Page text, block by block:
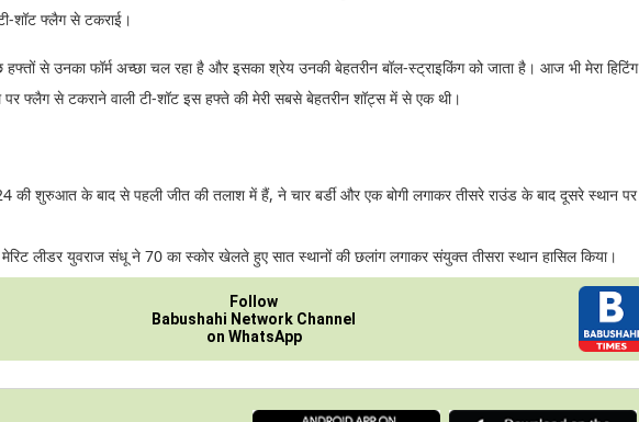
शॉट फ्लैग से टकराई।
से उनका फॉर्म अच्छा चल रहा है और इसका श्रेय उनकी बेहतरीन बॉल-स्ट्राइकिंग को जाता है। आज भी मेरा हिटिंग
पर फ्लैग से टकराने वाली टी-शॉट इस हफ्ते की मेरी सबसे बेहतरीन शॉट्स में से एक थी।
की शुरुआत के बाद से पहली जीत की तलाश में हैं, ने चार बर्डी और एक बोगी लगाकर तीसरे राउंड के बाद दूसरे स्थान पर
लीडर युवराज संधू ने 70 का स्कोर खेलते हुए सात स्थानों की छलांग लगाकर संयुक्त तीसरा स्थान हासिल किया।
Follow
Babushahi Network Channel
on WhatsApp